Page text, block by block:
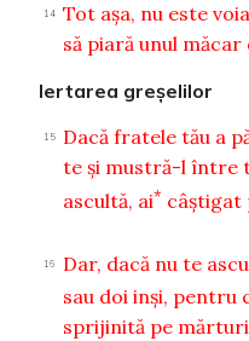
14 Tot aşa, nu este
să piară unul
Iertarea greşelilor
15
Dacă fratele tău a
te şi mustră-l între
ascultă, ai* câştigat
16
Dar, dacă nu te
sau doi inşi, pentru
sprijinită pe